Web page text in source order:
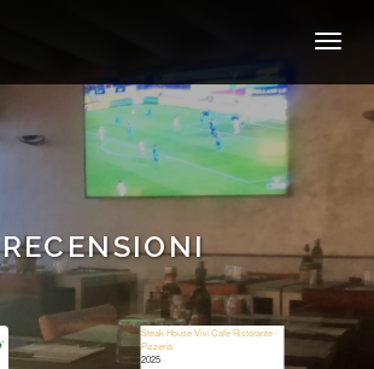
RECENSIONI
Steak House Vivi Cafe Ristorante -
Pizzeria
2025